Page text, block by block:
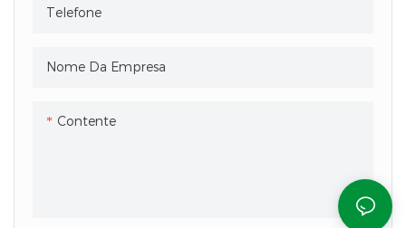
Telefone
Nome Da Empresa
Contente